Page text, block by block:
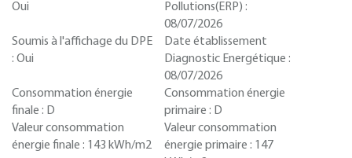
Oui
Pollutions(ERP) :
08/07/2026
Soumis à l'affichage du DPE
: Oui
Date établissement
Diagnostic Energétique :
08/07/2026
Consommation énergie
finale : D
Consommation énergie
primaire : D
Valeur consommation
énergie finale : 143 kWh/m2
Valeur consommation
énergie primaire : 147